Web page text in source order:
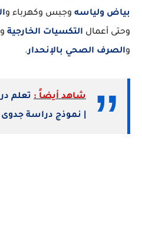
بياض ولياسه وجبس وكهرباء و
وحتى أعمال التكسيات الخارجية
والصرف الصحي بالإنحدار.
شاهد أيضاً : تعلم
| نموذج دراسة جدوى